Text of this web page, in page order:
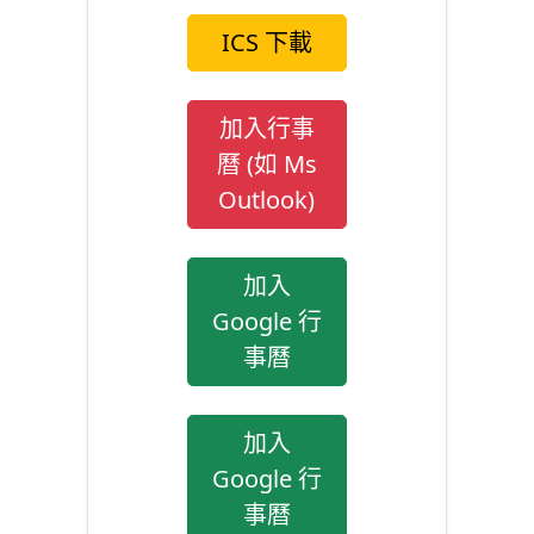
ICS 下載
加入行事
曆 (如 Ms
Outlook)
加入
Google 行
事曆
加入
Google 行
事曆